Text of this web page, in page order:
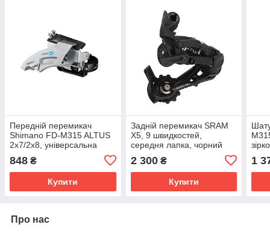
Передній перемикач
Shimano FD-M315 ALTUS
2x7/2x8, універсальна
848 ₴
Купити
Задній перемикач SRAM
X5, 9 швидкостей,
середня лапка, чорний
2 300₴
Купити
1
Про нас